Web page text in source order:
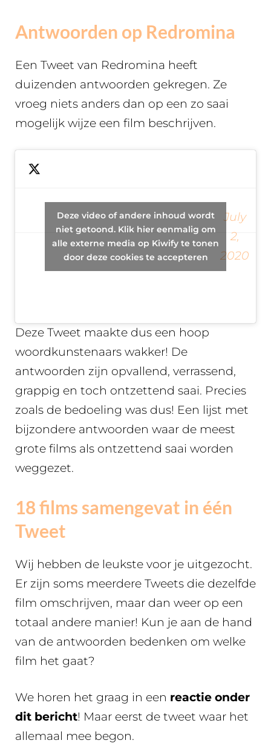
Antwoorden op Redromina
Een Tweet van Redromina heeft
duizenden antwoorden gekregen. Ze
vroeg niets anders dan op een zo saai
mogelijk wijze een film beschrijven.
Can you
your
favorite
movie as
boring
????????????????????????
{Romina}
(@REDROMINA)
July
2,
2020
Deze video of andere inhoud wordt
niet getoond. Klik hier eenmalig om
alle externe media op Kiwify te tonen
door deze cookies te accepteren
Deze Tweet maakte dus een hoop
woordkunstenaars wakker! De
antwoorden zijn opvallend, verrassend,
grappig en toch ontzettend saai. Precies
zoals de bedoeling was dus! Een lijst met
bijzondere antwoorden waar de meest
grote films als ontzettend saai worden
weggezet.
18 films samengevat in één
Tweet
Wij hebben de leukste voor je uitgezocht.
Er zijn soms meerdere Tweets die dezelfde
film omschrijven, maar dan weer op een
totaal andere manier! Kun je aan de hand
van de antwoorden bedenken om welke
film het gaat?
We horen het graag in een reactie onder
dit bericht! Maar eerst de tweet waar het
allemaal mee begon.